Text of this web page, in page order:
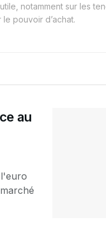
notamment sur les
pouvoir d’achat.
au